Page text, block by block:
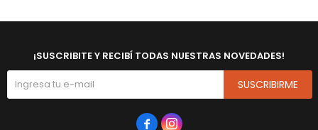
¡SUSCRIBITE Y RECIBÍ TODAS NUESTRAS NOVEDADES!
SUSCRIBIRME
 